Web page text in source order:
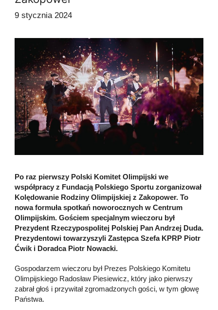
9 stycznia 2024
Po raz pierwszy Polski Komitet Olimpijski we
współpracy z Fundacją Polskiego Sportu zorganizował
Kolędowanie Rodziny Olimpijskiej z Zakopower. To
nowa formuła spotkań noworocznych w Centrum
Olimpijskim. Gościem specjalnym wieczoru był
Prezydent Rzeczypospolitej Polskiej Pan Andrzej Duda.
Prezydentowi towarzyszyli Zastępca Szefa KPRP Piotr
Ćwik i Doradca Piotr Nowacki.
Gospodarzem wieczoru był Prezes Polskiego Komitetu
Olimpijskiego Radosław Piesiewicz, który jako pierwszy
zabrał głoś i przywitał zgromadzonych gości, w tym głowę
Państwa.